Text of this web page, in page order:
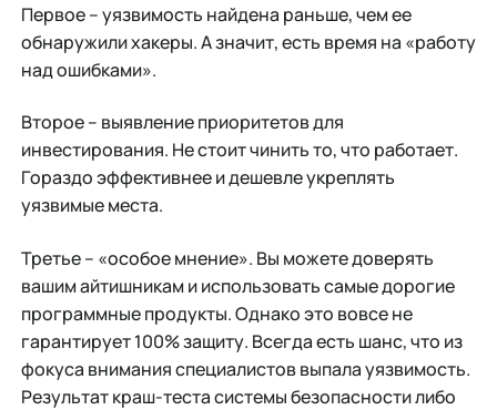
Первое – уязвимость найдена раньше, чем ее
обнаружили хакеры. А значит, есть время на «работу
над ошибками».
Второе – выявление приоритетов для
инвестирования. Не стоит чинить то, что работает.
Гораздо эффективнее и дешевле укреплять
уязвимые места.
Третье – «особое мнение». Вы можете доверять
вашим айтишникам и использовать самые дорогие
программные продукты. Однако это вовсе не
гарантирует 100% защиту. Всегда есть шанс, что из
фокуса внимания специалистов выпала уязвимость.
Результат краш-теста системы безопасности либо